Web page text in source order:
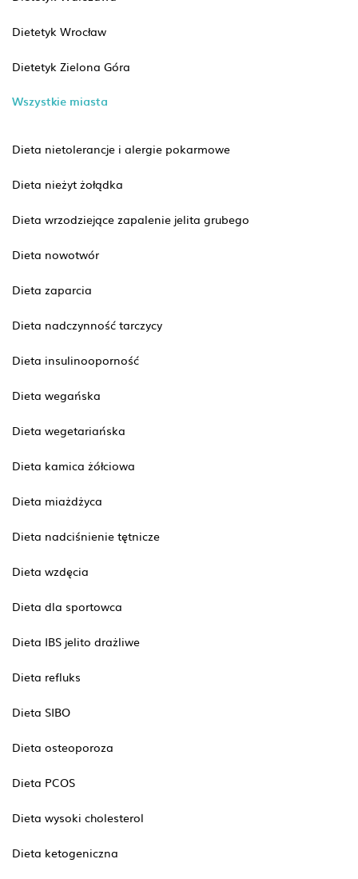
Dietetyk Wrocław
Dietetyk Zielona Góra
Wszystkie miasta
Dieta nietolerancje i alergie pokarmowe
Dieta nieżyt żołądka
Dieta wrzodziejące zapalenie jelita grubego
Dieta nowotwór
Dieta zaparcia
Dieta nadczynność tarczycy
Dieta insulinooporność
Dieta wegańska
Dieta wegetariańska
Dieta kamica żółciowa
Dieta miażdżyca
Dieta nadciśnienie tętnicze
Dieta wzdęcia
Dieta dla sportowca
Dieta IBS jelito drażliwe
Dieta refluks
Dieta SIBO
Dieta osteoporoza
Dieta PCOS
Dieta wysoki cholesterol
Dieta ketogeniczna